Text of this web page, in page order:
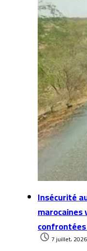
Insécurité
marocaines
7 juillet، 2026